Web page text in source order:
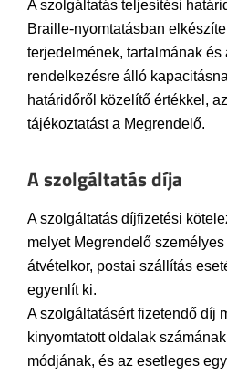
A szolgáltatás teljesítési
Braille-nyomtatásban
terjedelmének, tartalmának
rendelkezésre álló
határidőről közelítő értékkel,
tájékoztatást a Megrendelő.
A szolgáltatás díja
A szolgáltatás díjfizetési
melyet Megrendelő
átvételkor, postai szállítás
egyenlít ki.
A szolgáltatásért fizetendő díj
kinyomtatott oldalak
módjának, és az esetleges